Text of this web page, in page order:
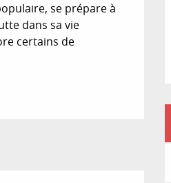
se prépare à
dans sa vie
certains de